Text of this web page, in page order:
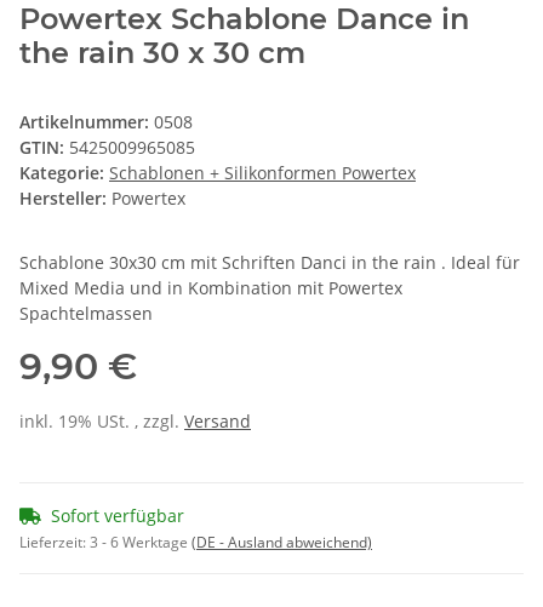
Powertex Schablone Dance in
the rain 30 x 30 cm
Artikelnummer: 0508
GTIN: 5425009965085
Kategorie: Schablonen + Silikonformen Powertex
Hersteller: Powertex
Schablone 30x30 cm mit Schriften Danci in the rain . Ideal für
Mixed Media und in Kombination mit Powertex
Spachtelmassen
9,90 €
inkl. 19% USt. , zzgl. Versand
Sofort verfügbar
Lieferzeit:3 - 6 Werktage (DE - Ausland abweichend)